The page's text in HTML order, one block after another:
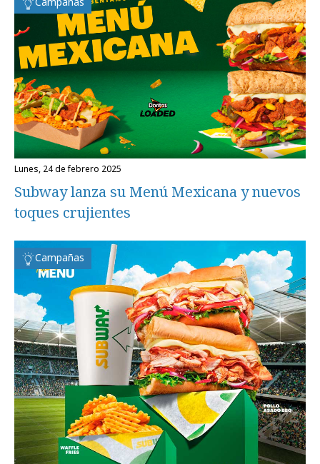
lunes, 24 de febrero 2025
Subway lanza su Menú Mexicana y nuevos
toques crujientes
Campañas